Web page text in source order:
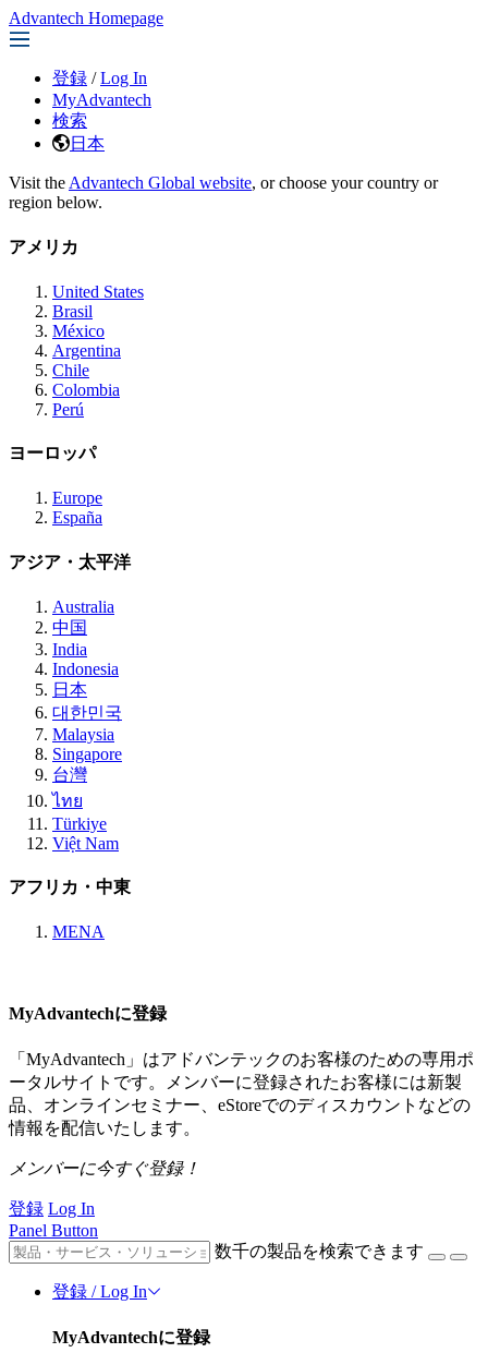
Advantech Homepage
登録 / Log In
MyAdvantech
検索
日本
Visit the Advantech Global website, or choose your country or
region below.
アメリカ
United States
Brasil
México
Argentina
Chile
Colombia
Perú
ヨーロッパ
Europe
España
アジア・太平洋
Australia
中国
India
Indonesia
日本
대한민국
Malaysia
Singapore
台灣
ไทย
Türkiye
Việt Nam
アフリカ・中東
MENA
MyAdvantechに登録
「MyAdvantech」はアドバンテックのお客様のための専用ポ
ータルサイトです。メンバーに登録されたお客様には新製
品、オンラインセミナー、eStoreでのディスカウントなどの
情報を配信いたします。
メンバーに今すぐ登録！
登録 Log In
Panel Button
数千の製品を検索できます
登録 / Log In
MyAdvantechに登録